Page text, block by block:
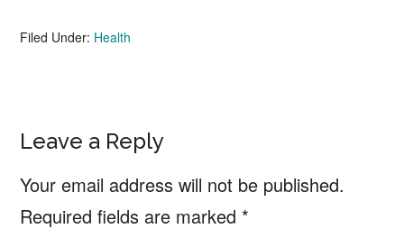
Filed Under: Health
Reader
Interactions
Leave a Reply
Your email address will not be published.
Required fields are marked *